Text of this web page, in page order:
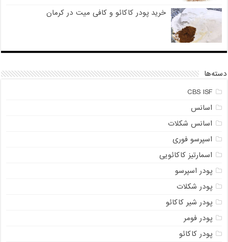
خرید پودر کاکائو و کافی میت در کرمان
دسته‌ها
CBS ISF
اسانس
اسانس شکلات
اسپرسو فوری
اسمارتیز کاکائویی
پودر اسپرسو
پودر شکلات
پودر شیر کاکائو
پودر فومر
پودر کاکائو